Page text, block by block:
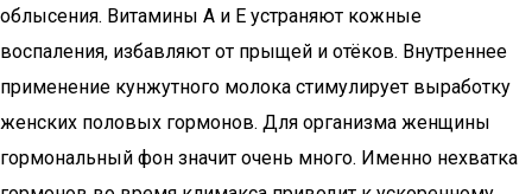
облысения. Витамины А и Е устраняют кожные
воспаления, избавляют от прыщей и отёков. Внутреннее
применение кунжутного молока стимулирует выработку
женских половых гормонов. Для организма женщины
гормональный фон значит очень много. Именно нехватка